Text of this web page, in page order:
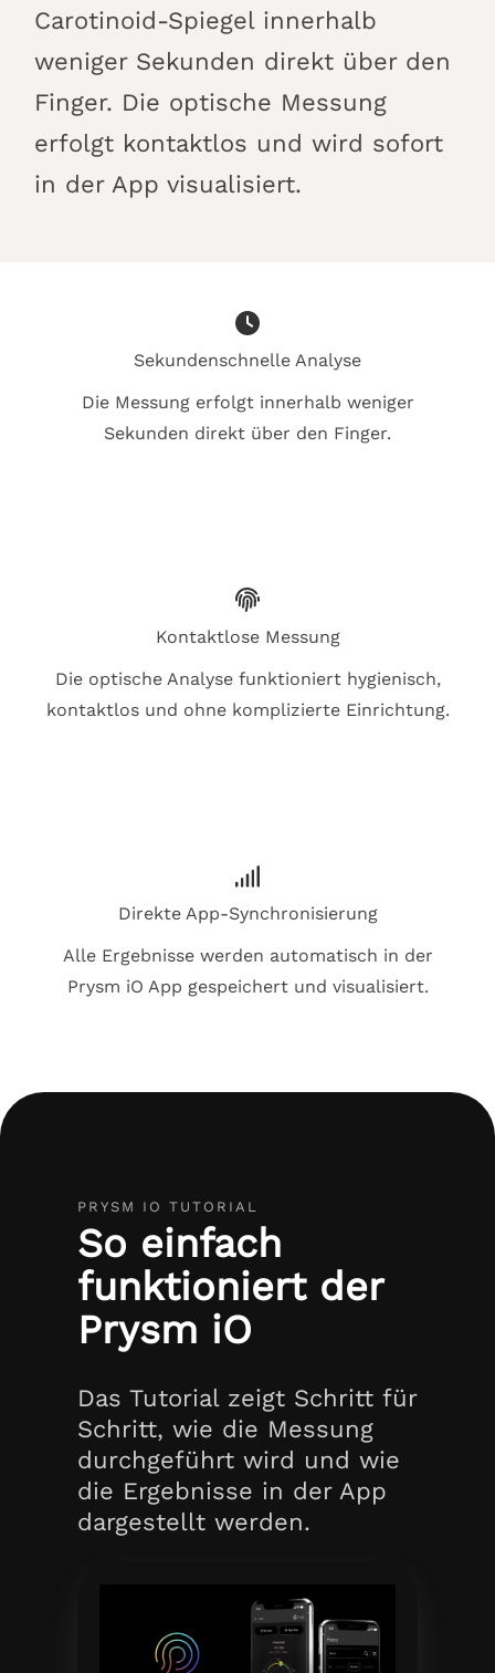
Carotinoid-Spiegel innerhalb
weniger Sekunden direkt über den
Finger. Die optische Messung
erfolgt kontaktlos und wird sofort
in der App visualisiert.
Sekundenschnelle Analyse
Die Messung erfolgt innerhalb weniger
Sekunden direkt über den Finger.
Kontaktlose Messung
Die optische Analyse funktioniert hygienisch,
kontaktlos und ohne komplizierte Einrichtung.
Direkte App-Synchronisierung
Alle Ergebnisse werden automatisch in der
Prysm iO App gespeichert und visualisiert.
PRYSM IO TUTORIAL
So einfach
funktioniert der
Prysm iO
Das Tutorial zeigt Schritt für
Schritt, wie die Messung
durchgeführt wird und wie
die Ergebnisse in der App
dargestellt werden.